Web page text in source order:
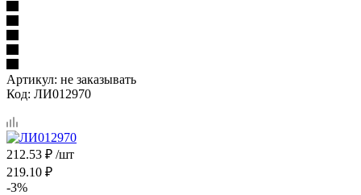
Артикул: не заказывать
Код: ЛИ012970
212.53 ₽ /шт
219.10 ₽
-3%